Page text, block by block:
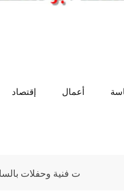
أعمال إقتصاد
غيري" وتستعد لمفاجآت فنية